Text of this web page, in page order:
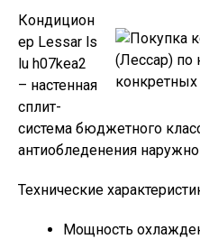
Кондицион
ер Lessar ls
lu h07kea2
– настенная
сплит-
система бюджетного
антиобледенения
Технические
Мощность